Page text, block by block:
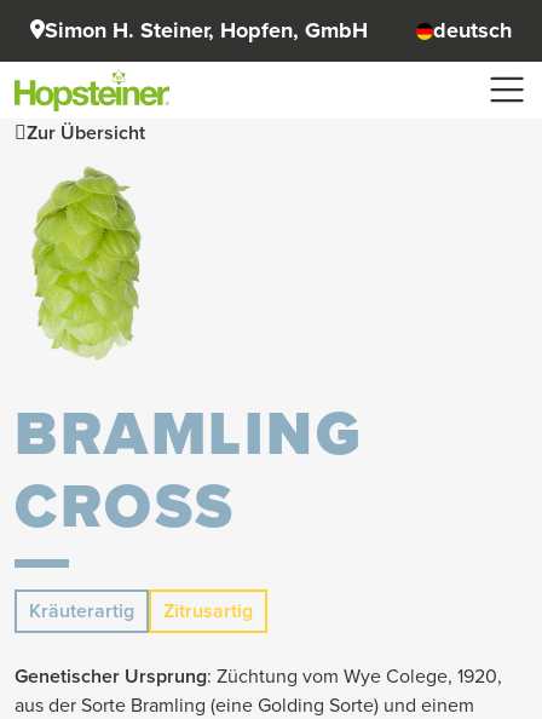
Simon H. Steiner, Hopfen, GmbH deutsch
Zur Übersicht
BRAMLING
CROSS
Kräuterartig Zitrusartig
Genetischer Ursprung: Züchtung vom Wye Colege, 1920,
aus der Sorte Bramling (eine Golding Sorte) und einem